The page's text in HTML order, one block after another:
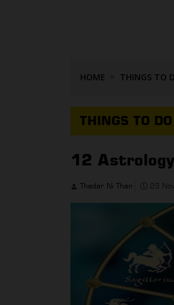
HOME THINGS TO
THINGS TO DO
12
Thadar Ni Than 23